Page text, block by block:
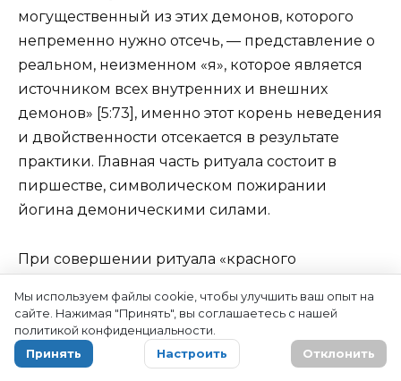
могущественный из этих демонов, которого
непременно нужно отсечь, — представление о
реальном, неизменном «я», которое является
источником всех внутренних и внешних
демонов» [5:73], именно этот корень неведения
и двойственности отсекается в результате
практики. Главная часть ритуала состоит в
пиршестве, символическом пожирании
йогина демоническими силами.
При совершении ритуала «красного
(ритуальная труба, сделанная из человеческой
бедренной кости), созывая на пир
всевозможных демонов. Полностью
Мы используем файлы cookie, чтобы улучшить ваш опыт на
сайте. Нажимая "Принять", вы соглашаетесь с нашей
политикой конфиденциальности.
Принять
Настроить Отклонить